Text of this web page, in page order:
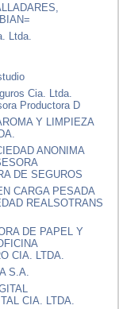
Ltda.
Cia. Ltda.
Productora D
Y LIMPIEZA
ANONIMA
DE SEGUROS
CARGA PESADA
REALSOTRANS
DE PAPEL Y
CIA. LTDA.
S.A.
CIA. LTDA.